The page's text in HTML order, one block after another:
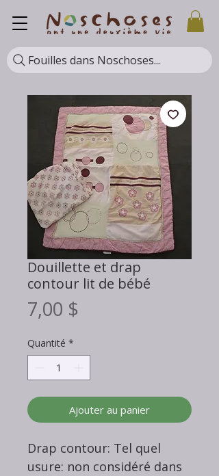
Fouilles dans Noschoses...
Douillette et drap
contour lit de bébé
7,00 $
Quantité *
Ajouter au panier
Drap contour: Tel quel
usure: non considéré dans